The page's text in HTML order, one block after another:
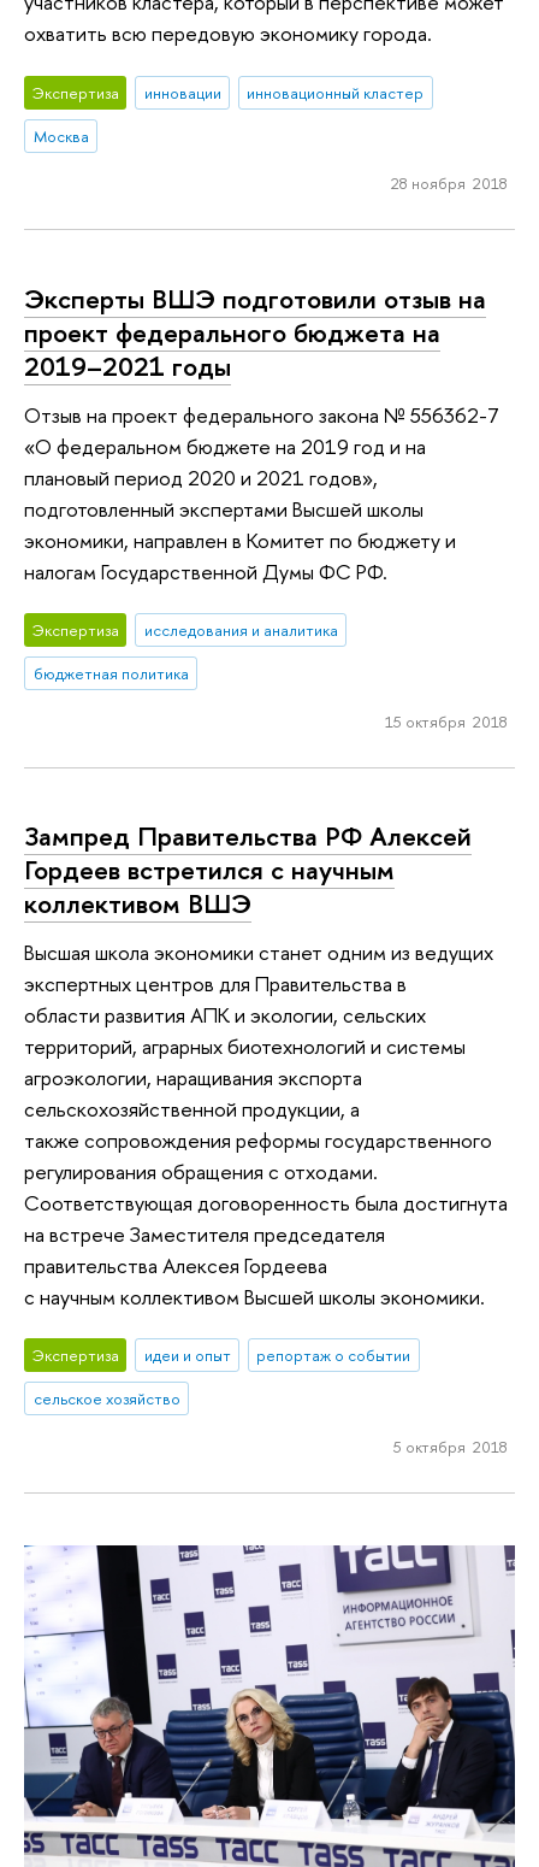
охватить всю передовую экономику города.
Экспертиза инновации
инновационный кластер
Москва
28 ноября 2018
Эксперты ВШЭ подготовили отзыв на
проект федерального бюджета на
2019–2021 годы
Отзыв на проект федерального закона № 556362-7
«О федеральном бюджете на 2019 год и на
плановый период 2020 и 2021 годов»,
подготовленный экспертами Высшей школы
экономики, направлен в Комитет по бюджету и
налогам Государственной Думы ФС РФ.
Экспертиза
исследования и аналитика
бюджетная политика
15 октября 2018
Зампред Правительства РФ Алексей
Гордеев встретился с научным
коллективом ВШЭ
Высшая школа экономики станет одним из ведущих
экспертных центров для Правительства в
области развития АПК и экологии, сельских
территорий, аграрных биотехнологий и системы
агроэкологии, наращивания экспорта
сельскохозяйственной продукции, а
также сопровождения реформы государственного
регулирования обращения с отходами.
Соответствующая договоренность была достигнута
на встрече Заместителя председателя
правительства Алексея Гордеева
с научным коллективом Высшей школы экономики.
Экспертиза идеи и опыт
репортаж о событии
сельское хозяйство
5 октября 2018